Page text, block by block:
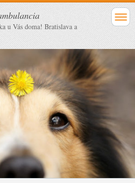
u Vás doma! Bratislava a